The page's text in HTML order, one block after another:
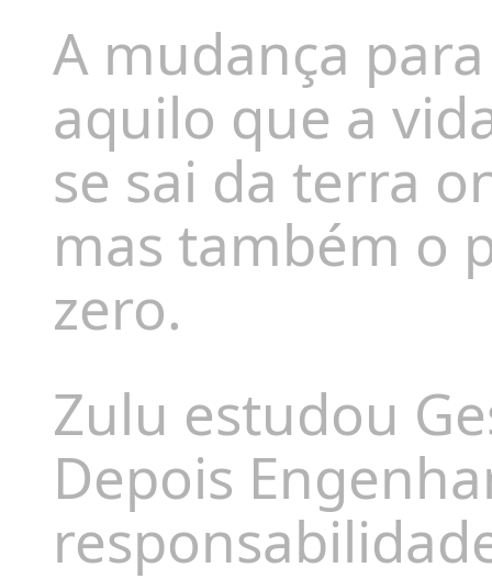
A mudança
aquilo que a
se sai da terra
mas também o
zero.
Zulu estudou
Depois